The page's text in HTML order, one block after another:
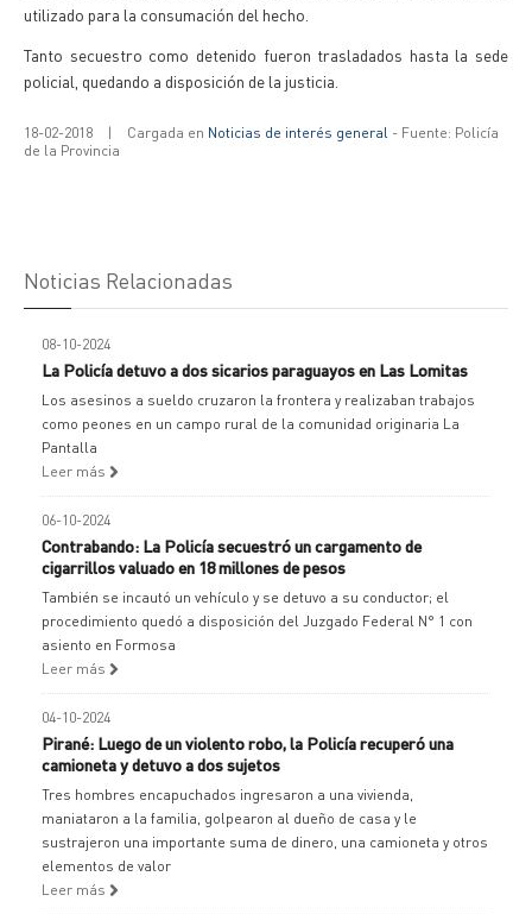
utilizado para la consumación del hecho.
Tanto secuestro como detenido fueron trasladados hasta la sede
policial, quedando a disposición de la justicia.
18-02-2018 | Cargada en Noticias de interés general - Fuente: Policía
de la Provincia
Noticias Relacionadas
08-10-2024
La Policía detuvo a dos sicarios paraguayos en Las Lomitas
Los asesinos a sueldo cruzaron la frontera y realizaban trabajos
como peones en un campo rural de la comunidad originaria La
Pantalla
Leer más
06-10-2024
Contrabando: La Policía secuestró un cargamento de
cigarrillos valuado en 18 millones de pesos
También se incautó un vehículo y se detuvo a su conductor; el
procedimiento quedó a disposición del Juzgado Federal N° 1 con
asiento en Formosa
Leer más
04-10-2024
Pirané: Luego de un violento robo, la Policía recuperó una
camioneta y detuvo a dos sujetos
Tres hombres encapuchados ingresaron a una vivienda,
maniataron a la familia, golpearon al dueño de casa y le
sustrajeron una importante suma de dinero, una camioneta y otros
elementos de valor
Leer más